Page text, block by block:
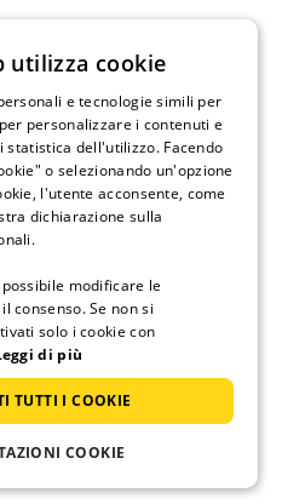
riservati.
utilizza cookie
e tecnologie simili per
personalizzare i contenuti e
dell'utilizzo. Facendo
o selezionando un'opzione
l'utente acconsente, come
dichiarazione sulla
modificare le
consenso. Se non si
solo i cookie con
di più
TUTTI I COOKIE
COOKIE